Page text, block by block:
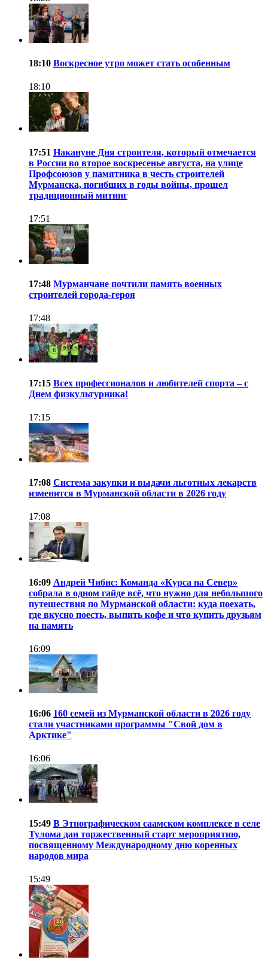
18:10 Воскресное утро может стать особенным
18:10
17:51 Накануне Дня строителя, который отмечается
в России во второе воскресенье августа, на улице
Профсоюзов у памятника в честь строителей
Мурманска, погибших в годы войны, прошел
традиционный митинг
17:51
17:48 Мурманчане почтили память военных
строителей города-героя
17:48
17:15 Всех профессионалов и любителей спорта – с
Днем физкультурника!
17:15
17:08 Система закупки и выдачи льготных лекарств
изменится в Мурманской области в 2026 году
17:08
16:09 Андрей Чибис: Команда «Курса на Север»
собрала в одном гайде всё, что нужно для небольшого
путешествия по Мурманской области: куда поехать,
где вкусно поесть, выпить кофе и что купить друзьям
на память
16:09
16:06 160 семей из Мурманской области в 2026 году
стали участниками программы "Свой дом в
Арктике"
16:06
15:49 В Этнографическом саамском комплексе в селе
Тулома дан торжественный старт мероприятию,
посвященному Международному дню коренных
народов мира
15:49